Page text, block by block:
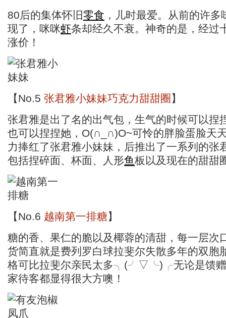
80后的集体怀旧 零食 ，儿时最爱。从前的许
现了，咪咪虾条却经久不衰。神奇的是，经过
涨价！
【No.5 张君雅小妹妹巧克力甜甜圈 】
张君雅是出了名的出气包，生气的时候可以捏
也可以捏捏她，O(∩_∩)O~可怜的胖脸蛋脸天
力捧红了张君雅小妹妹，后推出了一系列的张
包括捏碎面、杯面、人形鱼板以及现在的甜甜
【No.6 越南第一排糖】
糖的香、果仁的脆以及椰蓉的清甜，每一层次
货简直就是费列罗白球拉斐尔失散多年的双胞
格可比拉斐尔亲民太多╮(╯▽╰)╭无论是馈赠
家待客都显得很大方噢！